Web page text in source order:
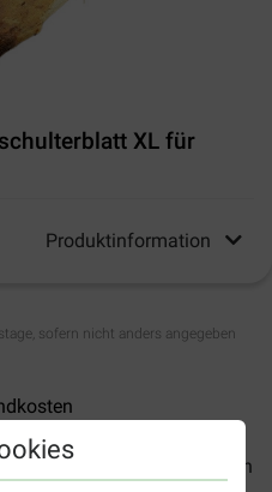
XL für
Produktinformation
sofern nicht anders angegeben
XL für den Hund
ist ein